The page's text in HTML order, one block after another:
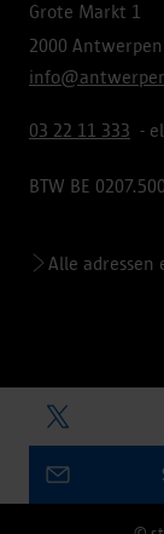
Grote Markt 1
2000 Antwerpen
03 22 11 333 -
BTW BE
Alle adressen